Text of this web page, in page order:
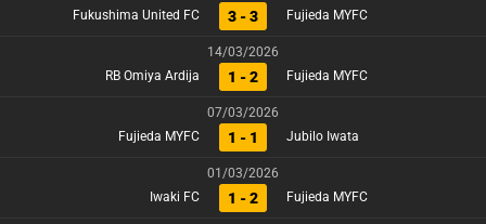
Fukushima United FC
3 - 3 Fujieda MYFC
14/03/2026
RB Omiya Ardija
1 - 2 Fujieda MYFC
07/03/2026
Fujieda MYFC
1 - 1 Jubilo Iwata
01/03/2026
Iwaki FC
1 - 2 Fujieda MYFC